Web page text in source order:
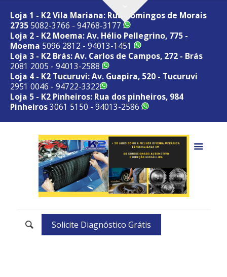
Loja 1 - K2 Vila Mariana: Rua Domingos de Morais
2735 5082-3766 - 94768-3177
Loja 2 - K2 Moema: Av. Hélio Pellegrino, 775 -
Moema 5096 2812 - 94013-1451
Loja 3 - K2 Brás: Av. Carlos de Campos, 272 - Brás
2081 2005 - 94013-2588
Loja 4 - K2 Tucuruvi: Av. Guapira, 520 - Tucuruvi
2951 0046 - 94722-3322
Loja 5 - K2 Pinheiros: Rua dos pinheiros, 984
Pinheiros3061 5150 - 94013-2586
Solicite Diagnóstico Grátis